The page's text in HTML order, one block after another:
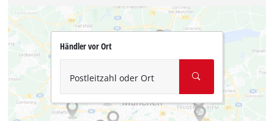
Händler vor Ort
Postleitzahl oder Ort